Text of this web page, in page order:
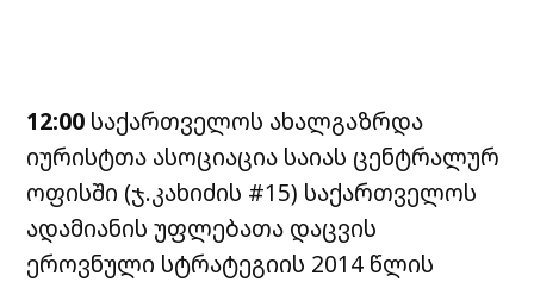
12:00 საქართველოს ახალგაზრდა
იურისტთა ასოციაცია საიას ცენტრალურ
ოფისში (ჯ.კახიძის #15) საქართველოს
ადამიანის უფლებათა დაცვის
ეროვნული სტრატეგიის 2014 წლის